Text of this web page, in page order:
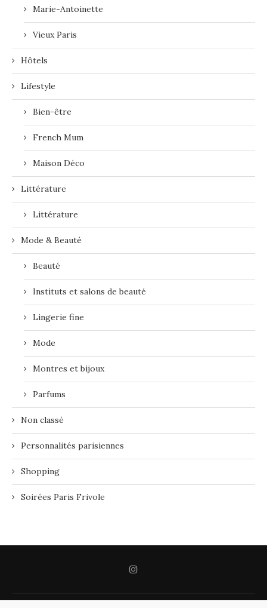
Marie-Antoinette
Vieux Paris
Hôtels
Lifestyle
Bien-être
French Mum
Maison Déco
Littérature
Littérature
Mode & Beauté
Beauté
Instituts et salons de beauté
Lingerie fine
Mode
Montres et bijoux
Parfums
Non classé
Personnalités parisiennes
Shopping
Soirées Paris Frivole